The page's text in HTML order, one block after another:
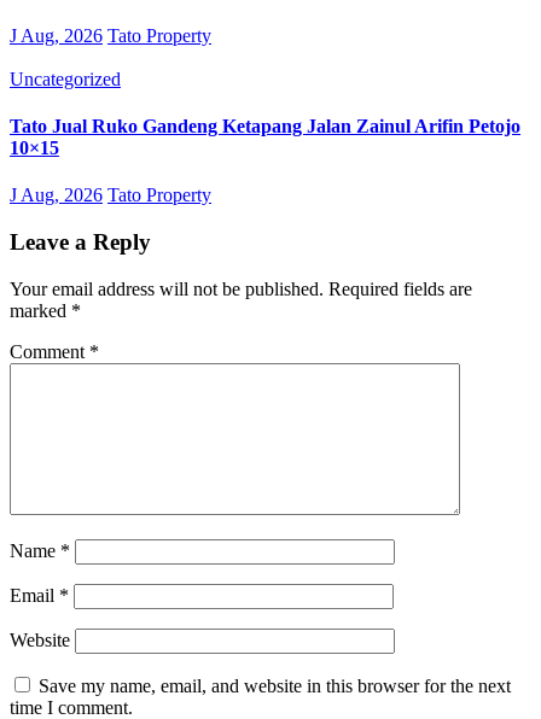
J Aug, 2026 Tato Property
Uncategorized
Tato Jual Ruko Gandeng Ketapang Jalan Zainul Arifin Petojo
10×15
J Aug, 2026 Tato Property
Leave a Reply
Your email address will not be published. Required fields are
marked *
Comment *
Name *
Email *
Website
Save my name, email, and website in this browser for the next
time I comment.